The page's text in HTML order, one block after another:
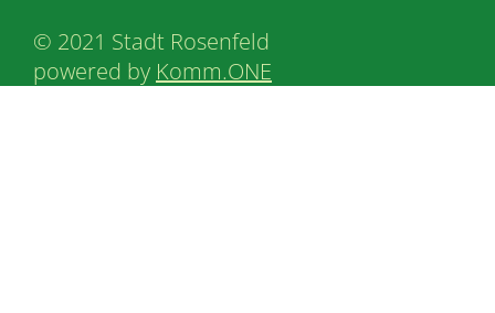
© 2021 Stadt Rosenfeld
powered by Komm.ONE